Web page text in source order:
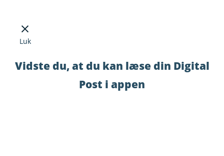
Luk
Vidste du, at du kan læse din Digital
Post i appen